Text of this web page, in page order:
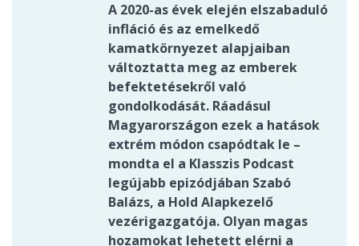
A 2020-as évek elején elszabaduló
infláció és az emelkedő
kamatkörnyezet alapjaiban
változtatta meg az emberek
befektetésekről való
gondolkodását. Ráadásul
Magyarországon ezek a hatások
extrém módon csapódtak le –
mondta el a Klasszis Podcast
legújabb epizódjában Szabó
Balázs, a Hold Alapkezelő
vezérigazgatója. Olyan magas
hozamokat lehetett elérni a